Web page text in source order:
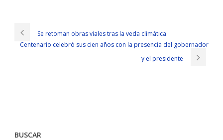
Se retoman obras viales tras la veda climática
Centenario celebró sus cien años con la presencia del gobernador
y el presidente
BUSCAR